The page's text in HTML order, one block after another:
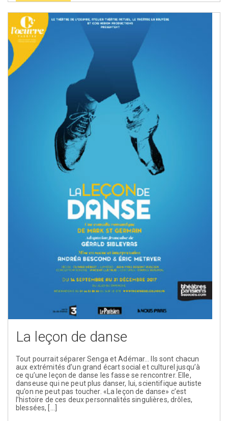
La leçon de danse
Tout pourrait séparer Senga et Adémar… Ils sont chacun
aux extrémités d’un grand écart social et culturel jusqu’à
ce qu’une leçon de danse les fasse se rencontrer. Elle,
danseuse qui ne peut plus danser, lui, scientifique autiste
qu’on ne peut pas toucher. «La leçon de danse» c’est
l’histoire de ces deux personnalités singulières, drôles,
blessées, […]